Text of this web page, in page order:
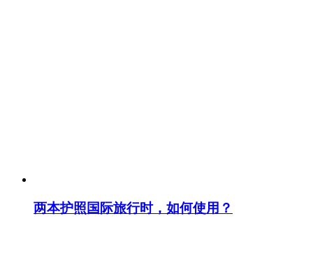
两本护照国际旅行时，如何使用？